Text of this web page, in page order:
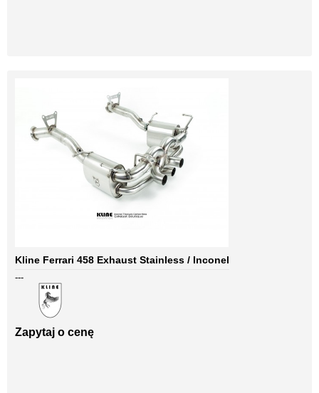
Kline Ferrari 458 Exhaust Stainless / Inconel
---
Zapytaj o cenę